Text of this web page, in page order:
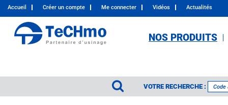
Accueil Créer un compte Me connecter Vidéos Actualités
NOS PRODUITS
VOTRE RECHERCHE :